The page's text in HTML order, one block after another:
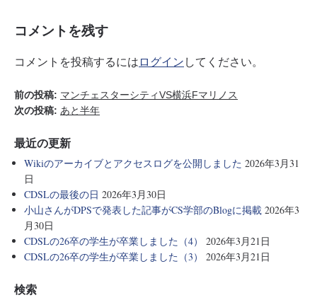
コメントを残す
コメントを投稿するにはログインしてください。
前の投稿: マンチェスターシティVS横浜Fマリノス
次の投稿: あと半年
最近の更新
Wikiのアーカイブとアクセスログを公開しました 2026年3月31
日
CDSLの最後の日 2026年3月30日
小山さんがDPSで発表した記事がCS学部のBlogに掲載 2026年3
月30日
CDSLの26卒の学生が卒業しました（4）
2026年3月21日
CDSLの26卒の学生が卒業しました（3）
2026年3月21日
検索